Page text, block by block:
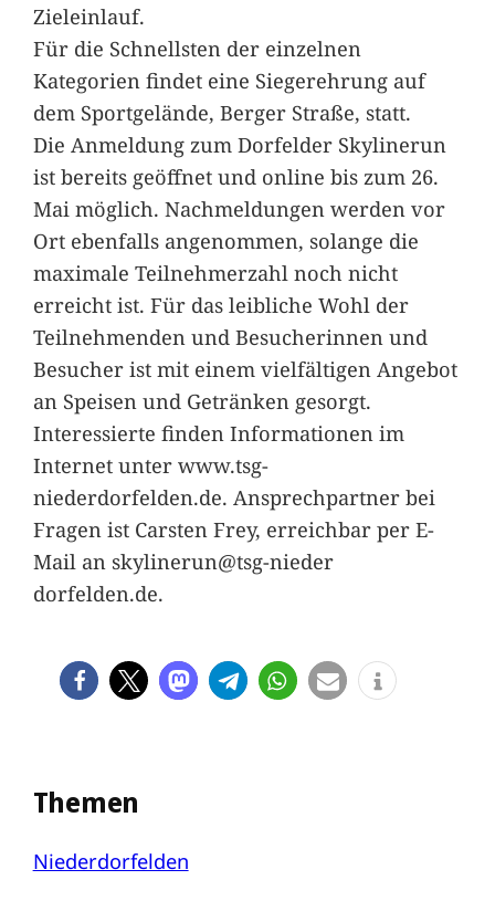
Zieleinlauf.
Für die Schnellsten der einzelnen
Kategorien findet eine Siegerehrung auf
dem Sportgelände, Berger Straße, statt.
Die Anmeldung zum Dorfelder Skylinerun
ist bereits geöffnet und online bis zum 26.
Mai möglich. Nachmeldungen werden vor
Ort ebenfalls angenommen, solange die
maximale Teilnehmerzahl noch nicht
erreicht ist. Für das leibliche Wohl der
Teilnehmenden und Besucherinnen und
Besucher ist mit einem vielfältigen Angebot
an Speisen und Getränken gesorgt.
Interessierte finden Informationen im
Internet unter www.tsg-
niederdorfelden.de. Ansprechpartner bei
Fragen ist Carsten Frey, erreichbar per E-
Mail an skylinerun@tsg-nieder
dorfelden.de.
Themen
Niederdorfelden